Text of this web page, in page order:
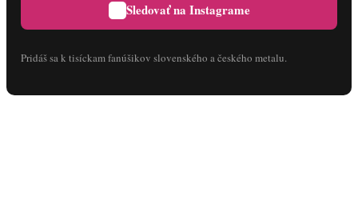
Sledovať na Instagrame
Pridáš sa k tisíckam fanúšikov slovenského a českého metalu.